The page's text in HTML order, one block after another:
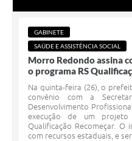
GABINETE
SAÚDE E ASSISTÊNCIA SOCIAL
Morro Redondo assina
o programa RS
Na quinta-feira (26), o
convênio com a
Desenvolvimento
execução de um
Qualificação Recomeçar. O
com recursos estaduais, e